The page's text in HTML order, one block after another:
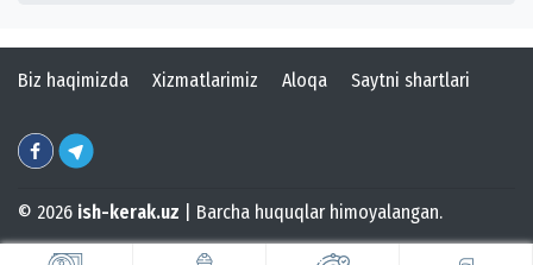
Biz haqimizda Xizmatlarimiz Aloqa Saytni shartlari
© 2026 ish-kerak.uz | Barcha huquqlar himoyalangan.